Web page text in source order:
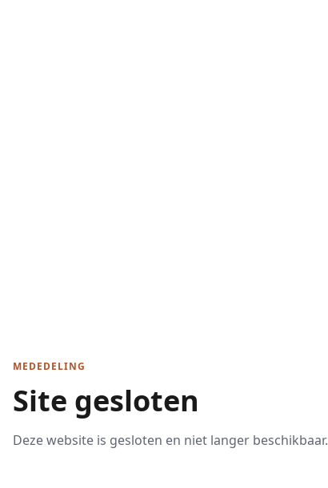
MEDEDELING
Site gesloten
Deze website is gesloten en niet langer beschikbaar.